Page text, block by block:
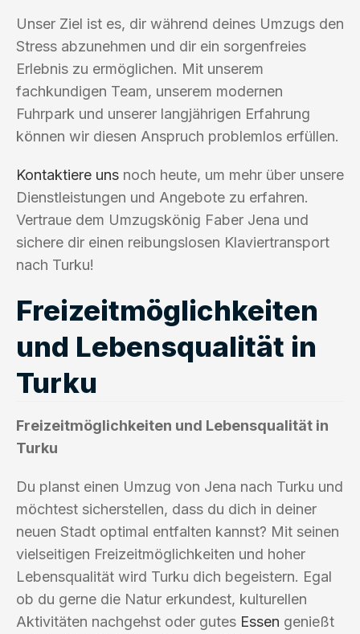
Unser Ziel ist es, dir während deines Umzugs den
Stress abzunehmen und dir ein sorgenfreies
Erlebnis zu ermöglichen. Mit unserem
fachkundigen Team, unserem modernen
Fuhrpark und unserer langjährigen Erfahrung
können wir diesen Anspruch problemlos erfüllen.
Kontaktiere uns noch heute, um mehr über unsere
Dienstleistungen und Angebote zu erfahren.
Vertraue dem Umzugskönig Faber Jena und
sichere dir einen reibungslosen Klaviertransport
nach Turku!
Freizeitmöglichkeiten
und Lebensqualität in
Turku
Freizeitmöglichkeiten und Lebensqualität in
Turku
Du planst einen Umzug von Jena nach Turku und
möchtest sicherstellen, dass du dich in deiner
neuen Stadt optimal entfalten kannst? Mit seinen
vielseitigen Freizeitmöglichkeiten und hoher
Lebensqualität wird Turku dich begeistern. Egal
ob du gerne die Natur erkundest, kulturellen
Aktivitäten nachgehst oder gutes Essen genießt